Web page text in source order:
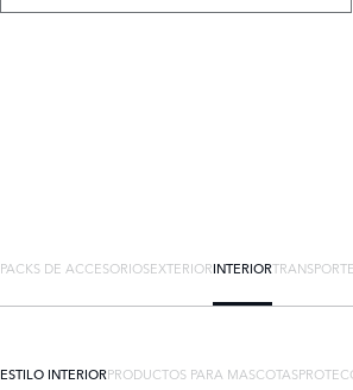
PACKS DE ACCESORIOSEXTERIORINTERIOR
ESTILO INTERIORPRODUCTOS PARA MASCOTAS